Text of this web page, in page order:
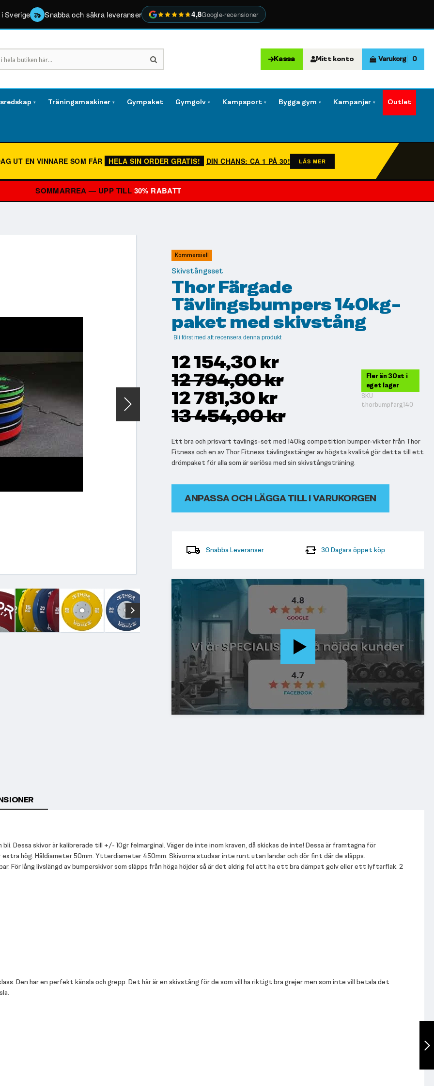
Sverige Snabba och säkra leveranser 4,8Google-recensioner
Kassa Mitt konto Varukorg 0
▾ Träningsmaskiner ▾ Gympaket Gymgolv ▾ Kampsport ▾ Bygga gym ▾ Kampanjer ▾ Outlet
UT EN VINNARE SOM FÅR HELA SIN ORDER GRATIS! DIN CHANS: CA 1 PÅ 30! LÄS MER
SOMMARREA — UPP TILL 30% RABATT
Kommersiell
Skivstångsset
Thor Färgade
Tävlingsbumpers 140kg-
paket med skivstång
Bli först med att recensera denna produkt
12 154,30 kr
12 794,00 kr
12 781,30 kr
13 454,00 kr
Fler än 30st i
eget lager
SKU
thorbumpfarg140
Ett bra och prisvärt tävlings-set med 140kg competition bumper-vikter från Thor
Fitness och en av Thor Fitness tävlingsstänger av högsta kvalité gör detta till ett
drömpaket för alla som är seriösa med sin skivstångsträning.
ANPASSA OCH LÄGGA TILL I VARUKORGEN
Snabba Leveranser 30 Dagars öppet köp
Dessa skivor är kalibrerade till +/- 10gr felmarginal. Väger de inte inom kraven, då skickas de inte! Dessa är framtagna för
hög. Håldiameter 50mm. Ytterdiameter 450mm. Skivorna studsar inte runt utan landar och dör fint där de släpps.
För lång livslängd av bumperskivor som släpps från höga höjder så är det aldrig fel att ha ett bra dämpat golv eller ett lyftarflak. 2
Den har en perfekt känsla och grepp. Det här är en skivstång för de som vill ha riktigt bra grejer men som inte vill betala det